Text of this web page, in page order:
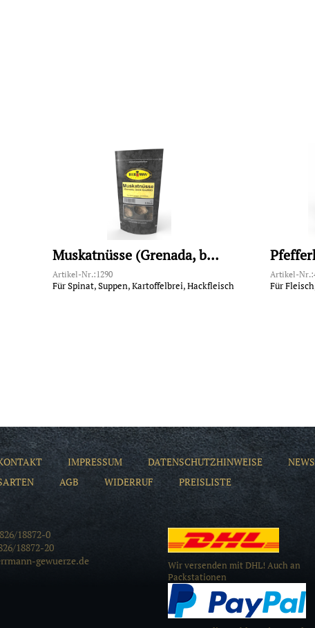
Muskatnüsse (Grenada, beste Qualität)
Artikel-Nr.:1290
Für Spinat, Suppen, Kartoffelbrei, Hackfleisch
Artikel-
Für
IMPRESSUM DATENSCHUTZHINWEISE
AGB WIDERRUF PREISLISTE
18872-0
18872-20
gewuerze.de
Wir versenden mit DHL! Auch an
Packstationen